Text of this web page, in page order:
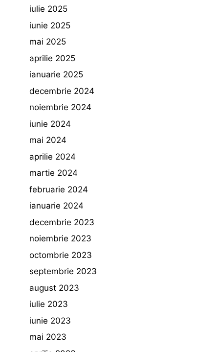
iulie 2025
iunie 2025
mai 2025
aprilie 2025
ianuarie 2025
decembrie 2024
noiembrie 2024
iunie 2024
mai 2024
aprilie 2024
martie 2024
februarie 2024
ianuarie 2024
decembrie 2023
noiembrie 2023
octombrie 2023
septembrie 2023
august 2023
iulie 2023
iunie 2023
mai 2023